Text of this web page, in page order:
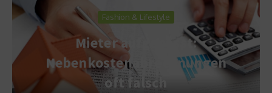
Fashion & Lifestyle
Mieter aufgepasst:
Nebenkostenabrechnungen
oft falsch